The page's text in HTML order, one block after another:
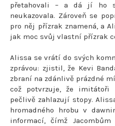
přetahovali – a dá jí ho
neukazovala. Zároveň se
pro něj přízrak znamená, a
jak moc svůj vlastní přízrak
Alissa se vrátí do svých
zprávou: zjistil, že Kevi
zbraní na zdánlivě prázdné
což potvrzuje, že
pečlivě zahlazují stopy.
hromadného hrobu v
informací, čímž